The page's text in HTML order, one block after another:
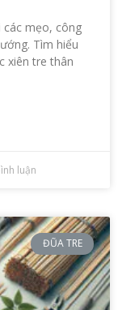
các mẹo, công
Tìm hiểu
xiên tre thân
luận
ĐŨA TRE